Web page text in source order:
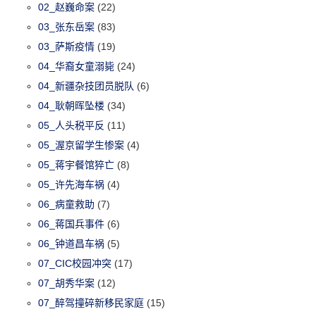
02_赵巍命案 (22)
03_张东岳案 (83)
03_萨斯疫情 (19)
04_华裔女童溺毙 (24)
04_新疆杂技团员脱队 (6)
04_耿朝晖坠楼 (34)
05_人头税平反 (11)
05_渥京留学生惨案 (4)
05_蒋宇餐馆猝亡 (8)
05_许先海车祸 (4)
06_病童救助 (7)
06_蒋国兵事件 (6)
06_钟道昌车祸 (5)
07_CIC校园冲突 (17)
07_胡秀华案 (12)
07_醉驾撞碎新移民家庭 (15)